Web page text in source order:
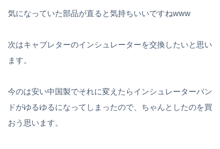
気になっていた部品が直ると気持ちいいですねwww
次はキャブレターのインシュレーターを交換したいと思い
ます。
今のは安い中国製でそれに変えたらインシュレーターバン
ドがゆるゆるになってしまったので、ちゃんとしたのを買
おう思います。